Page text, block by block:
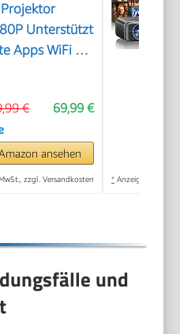
Unterstützt
Apps WiFi 6
Rauschen,
Bild im
69,99 €
€
ansehen
zzgl. Versandkosten * Anzeige
und